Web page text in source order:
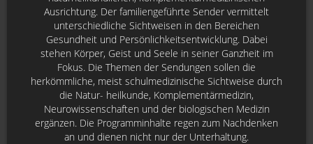
Ausrichtung. Der familiengeführte Sender vermittelt
unterschiedliche Sichtweisen in den Bereichen
Gesundheit und Persönlichkeitsentwicklung. Dabei
stehen Körper, Geist und Seele in seiner Ganzheit im
Fokus. Die Themen der Sendungen sollen die
herkömmliche, meist schulmedizinische Sichtweise durch
die Natur- heilkunde, Komplementärmedizin,
Neurowissenschaften und der biologischen Medizin
ergänzen. Die Programminhalte regen zum Nachdenken
an und dienen nicht nur der Unterhaltung.